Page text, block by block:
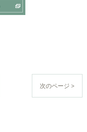
次のページ >